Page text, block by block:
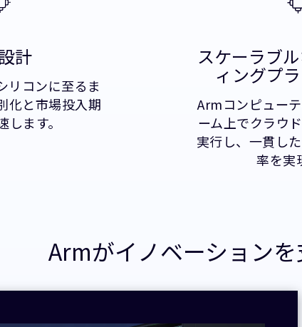
計
リコンに至るま
化と市場投入期
ます。
スケーラブ
ィングプ
Armコンピュー
ーム上でクラウ
実行し、一貫し
率を実
Armがイノベーション